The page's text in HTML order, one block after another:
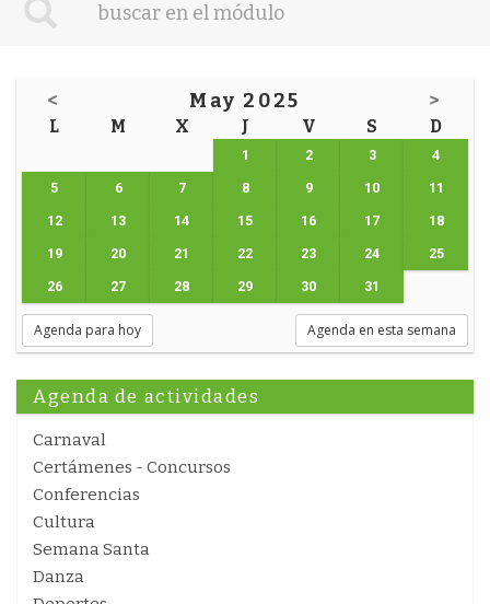
< May 2025 >
L M X J V S D
1 2 3 4
5 6 7 8 9 10 11
12 13 14 15 16 17 18
19 20 21 22 23 24 25
26 27 28 29 30 31
Agenda para hoy Agenda en esta semana
Agenda de actividades
Carnaval
Certámenes - Concursos
Conferencias
Cultura
Semana Santa
Danza